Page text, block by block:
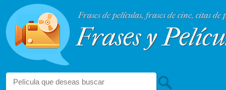
Frases de películas, frases de cine, citas de
Frases y